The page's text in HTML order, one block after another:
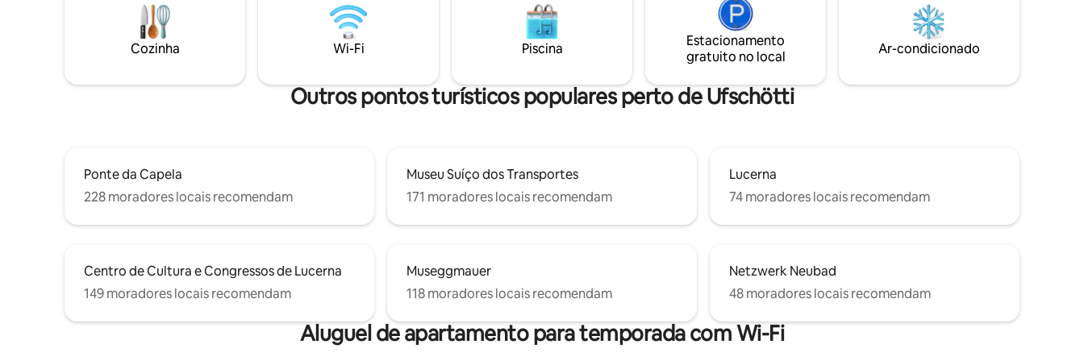
mapa panorâmico (vários descontos) Nas
proximidades: estação de ônibus
Krattigen Dorf/Post (4 minutos a pé), loja
da vila, campo de esportes, trilhas, Thun,
Berna
compartilhada). Acesso ao lago e jardim,
SUPs, estacionamento gratuito e Wi-Fi.
Crianças bem-vindas, apenas cães
pequenos. O Airbnb suíço mais popular.
dentro de 1 hora.
estação de trem e de muitas lojas, esta
acomodação oferece todas as
comodidades, com equipamentos e
móveis modernos, além de muitas
multifuncional. Térreo em uma área
urbana, mas ainda assim tranquilo. As
janelas isolam bem. Ventilação embutida.
Cozinha Wi-Fi Piscina
Estacionamento
gratuito no local
Ar-condicionado
Outros pontos turísticos populares perto de Ufschötti
Ponte da Capela
228 moradores locais recomendam
Museu Suíço dos Transportes
171 moradores locais recomendam
Lucerna
74 moradores locais recomendam
Centro de Cultura e Congressos de Lucerna
149 moradores locais recomendam
Museggmauer
118 moradores locais recomendam
Netzwerk Neubad
48 moradores locais recomendam
Aluguel de apartamento para temporada com Wi-Fi